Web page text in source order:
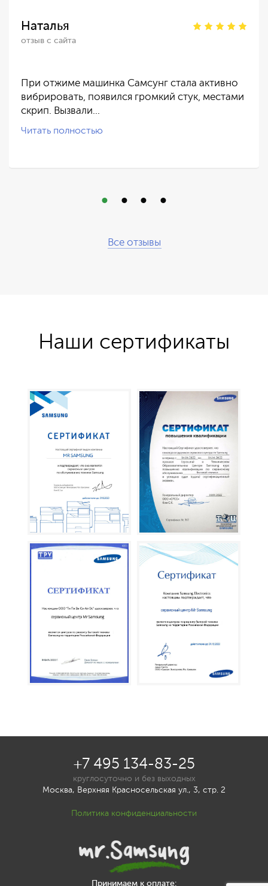
Наталья
отзыв с сайта
При отжиме машинка Самсунг стала активно
вибрировать, появился громкий стук, местами
скрип. Вызвали…
Читать полностью
Все отзывы
Наши сертификаты
Принимаем к оплате:
+7 495 134-83-25
круглосуточно и без выходных
Москва, Верхняя Красносельская ул., 3, стр. 2
Политика конфиденциальности